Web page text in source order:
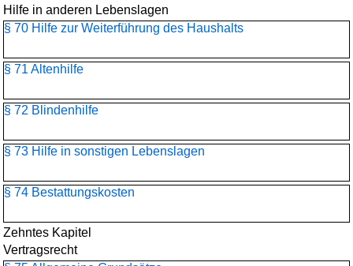
Hilfe in anderen Lebenslagen
§ 70 Hilfe zur Weiterführung des Haushalts
§ 71 Altenhilfe
§ 72 Blindenhilfe
§ 73 Hilfe in sonstigen Lebenslagen
§ 74 Bestattungskosten
Zehntes Kapitel
Vertragsrecht